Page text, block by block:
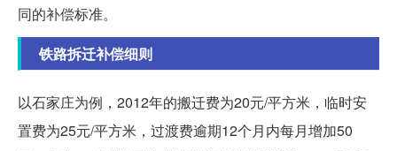
同的补偿标准。
铁路拆迁补偿细则
以石家庄为例，2012年的搬迁费为20元/平方米，临时安
置费为25元/平方米，过渡费逾期12个月内每月增加50